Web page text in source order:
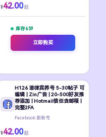
¥42.00 起
库存 659
立即购买
H126 菲律宾养号 5-30帖子 可
编辑 | Zin广告 | 20-500好友推
荐添加 | Hotmail信任含邮箱 |
完整2FA
Facebook 新账号
¥42.00 起